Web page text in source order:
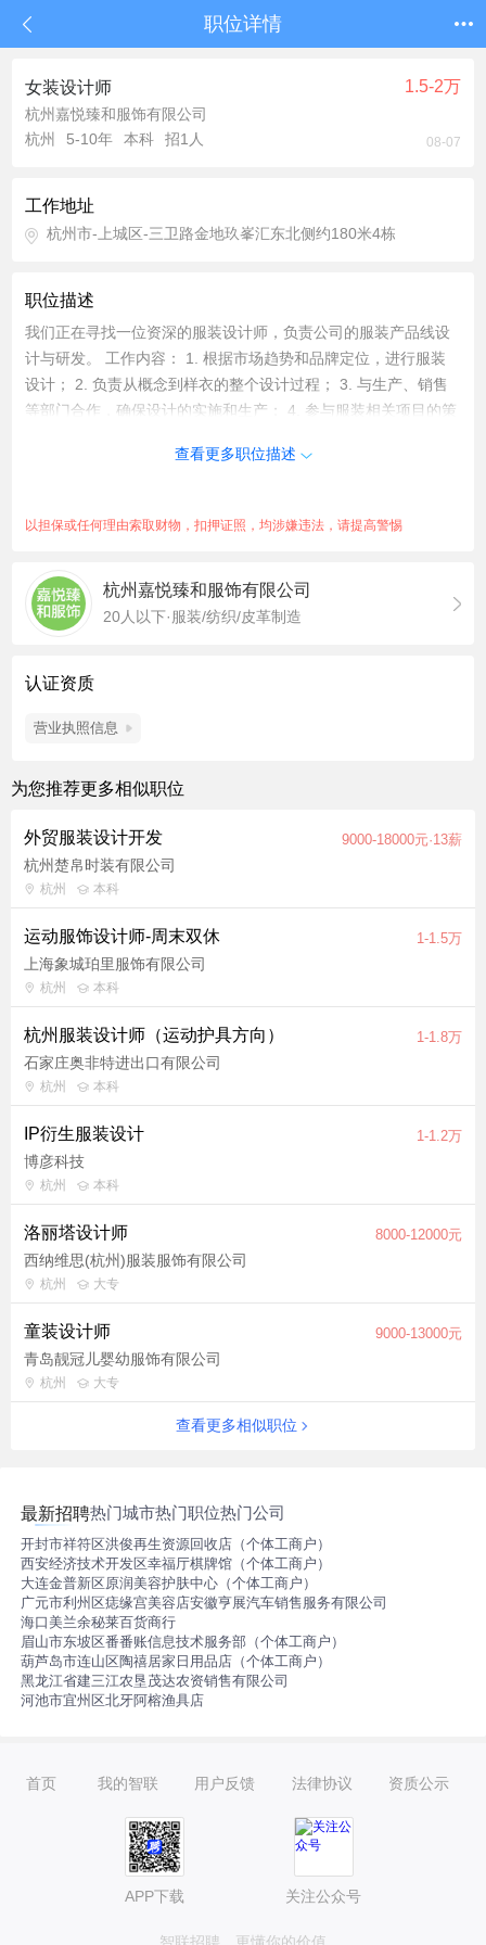
职位详情
女装设计师 1.5-2万
杭州嘉悦臻和服饰有限公司
杭州
5-10年 本科 招1人 08-07
工作地址
杭州市-上城区-三卫路金地玖峯汇东北侧约180米4栋
职位描述
我们正在寻找一位资深的服装设计师，负责公司的服装产品线设
计与研发。 工作内容： 1. 根据市场趋势和品牌定位，进行服装
设计； 2. 负责从概念到样衣的整个设计过程； 3. 与生产、销售
等部门合作，确保设计的实施和生产； 4. 参与服装相关项目的策
业； 2. 5年以上服装设计工作经验； 3. 熟练掌握相关设计软件；
查看更多职位描述
以担保或任何理由索取财物，扣押证照，均涉嫌违法，请提高警惕
杭州嘉悦臻和服饰有限公司
20人以下·服装/纺织/皮革制造
认证资质
营业执照信息
为您推荐更多相似职位
外贸服装设计开发 9000-18000元·13薪
杭州楚帛时装有限公司
杭州 本科
运动服饰设计师-周末双休 1-1.5万
上海象城珀里服饰有限公司
杭州 本科
杭州服装设计师（运动护具方向） 1-1.8万
石家庄奥非特进出口有限公司
杭州 本科
IP衍生服装设计 1-1.2万
博彦科技
杭州 本科
洛丽塔设计师 8000-12000元
西纳维思(杭州)服装服饰有限公司
杭州 大专
童装设计师 9000-13000元
青岛靓冠儿婴幼服饰有限公司
杭州 大专
查看更多相似职位
最新招聘热门城市热门职位热门公司
开封市祥符区洪俊再生资源回收店（个体工商户）
西安经济技术开发区幸福厅棋牌馆（个体工商户）
大连金普新区原润美容护肤中心（个体工商户）
广元市利州区痣缘宫美容店安徽亨展汽车销售服务有限公司
海口美兰余秘莱百货商行
眉山市东坡区番番账信息技术服务部（个体工商户）
葫芦岛市连山区陶禧居家日用品店（个体工商户）
黑龙江省建三江农垦茂达农资销售有限公司
河池市宜州区北牙阿榕渔具店
首页 我的智联 用户反馈 法律协议 资质公示
APP下载 关注公众号